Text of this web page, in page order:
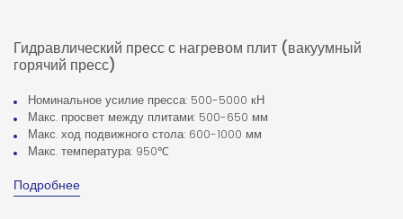
Гидравлический пресс с нагревом плит (вакуумный
горячий пресс)
Номинальное усилие пресса: 500-5000 кН
Макс. просвет между плитами: 500-650 мм
Макс. ход подвижного стола: 600-1000 мм
Макс. температура: 950℃
Подробнее